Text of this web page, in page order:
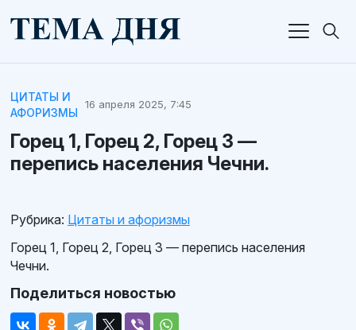
ЦИТАТЫ И
АФОРИЗМЫ
16 апреля 2025, 7:45
Горец 1, Горец 2, Горец 3 —
перепись населения Чечни.
Рубрика: Цитаты и афоризмы
Горец 1, Горец 2, Горец 3 — перепись населения
Чечни.
Поделиться новостью